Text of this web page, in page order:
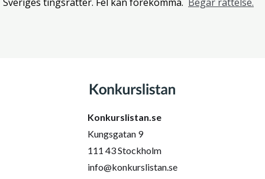
Konkurslistan.se
Kungsgatan 9
111 43 Stockholm
info@konkurslistan.se